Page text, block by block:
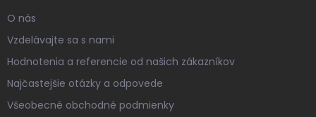
O nás
Vzdelávajte sa s nami
Hodnotenia a referencie od našich zákazníkov
Najčastejšie otázky a odpovede
Všeobecné obchodné podmienky